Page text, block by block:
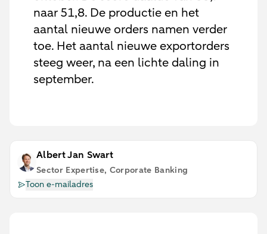
naar 51,8. De productie en het
aantal nieuwe orders namen verder
toe. Het aantal nieuwe exportorders
steeg weer, na een lichte daling in
september.
Albert Jan Swart
Sector Expertise, Corporate Banking
Toon e-mailadres